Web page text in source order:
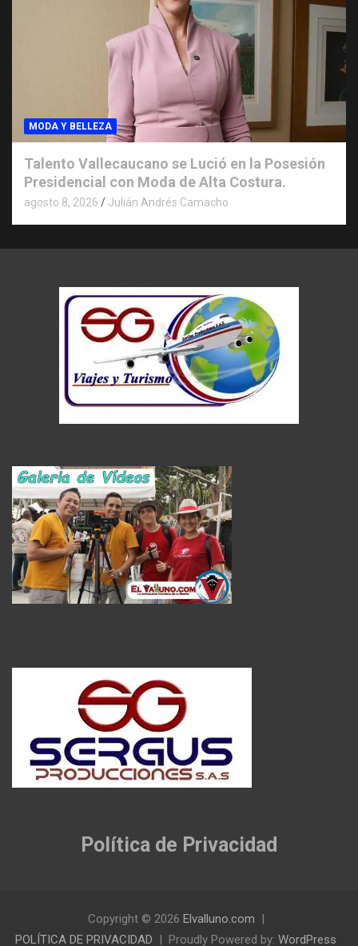
MODA Y BELLEZA
Talento Vallecaucano se Lució en la Posesión
Presidencial con Moda de Alta Costura.
agosto 8, 2026 Julián Andrés Camacho
Política de Privacidad
Copyright © 2026 Elvalluno.com
POLÍTICA DE PRIVACIDAD
Proudly Powered by: WordPress